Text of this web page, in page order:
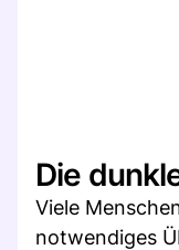
Die
Viele
notwendiges